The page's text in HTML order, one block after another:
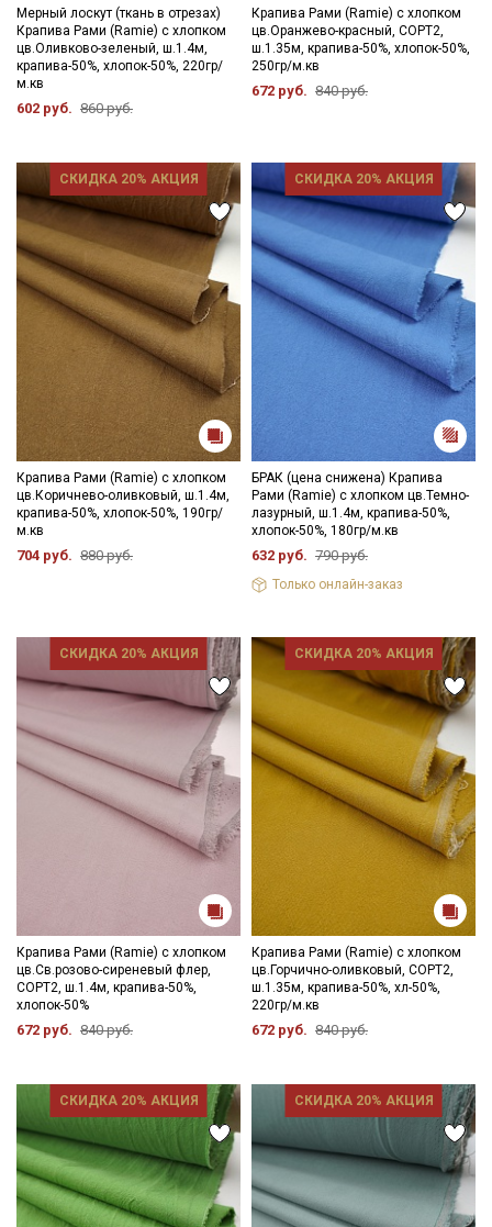
Мерный лоскут (ткань в отрезах)
Крапива Рами (Ramie) с хлопком
цв.Оливково-зеленый, ш.1.4м,
крапива-50%, хлопок-50%, 220гр/
м.кв
602 руб. 860 руб.
Крапива Рами (Ramie) с хлопком
цв.Оранжево-красный, СОРТ2,
ш.1.35м, крапива-50%, хлопок-50%,
250гр/м.кв
672 руб. 840 руб.
СКИДКА 20% АКЦИЯ
Крапива Рами (Ramie) с хлопком
цв.Коричнево-оливковый, ш.1.4м,
крапива-50%, хлопок-50%, 190гр/
м.кв
704 руб. 880 руб.
СКИДКА 20% АКЦИЯ
БРАК (цена снижена) Крапива
Рами (Ramie) с хлопком цв.Темно-
лазурный, ш.1.4м, крапива-50%,
хлопок-50%, 180гр/м.кв
632 руб. 790 руб.
Только онлайн-заказ
СКИДКА 20% АКЦИЯ
Крапива Рами (Ramie) с хлопком
цв.Св.розово-сиреневый флер,
СОРТ2, ш.1.4м, крапива-50%,
хлопок-50%
672 руб. 840 руб.
СКИДКА 20% АКЦИЯ
Крапива Рами (Ramie) с хлопком
цв.Горчично-оливковый, СОРТ2,
ш.1.35м, крапива-50%, хл-50%,
220гр/м.кв
672 руб. 840 руб.
СКИДКА 20% АКЦИЯ СКИДКА 20% АКЦИЯ